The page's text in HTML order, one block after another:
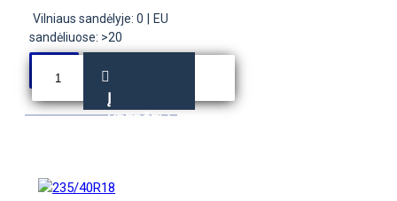
Vilniaus sandėlyje: 0
EU
sandėliuose: >20
Į
KREPŠELĮ